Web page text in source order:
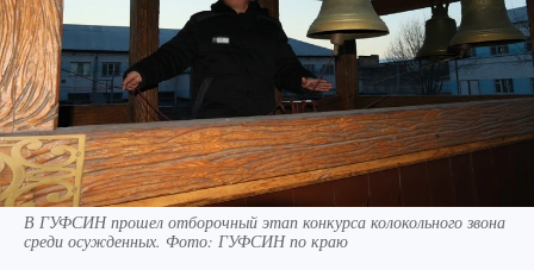
В ГУФСИН прошел отборочный этап конкурса колокольного звона
среди осужденных. Фото: ГУФСИН по краю